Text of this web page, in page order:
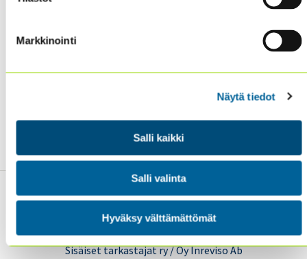
Markkinointi
Näytä tiedot
Salli kaikki
Salli valinta
Hyväksy välttämättömät
ry (theiia.fi)
Sisäiset tarkastajat ry / Oy Inreviso Ab